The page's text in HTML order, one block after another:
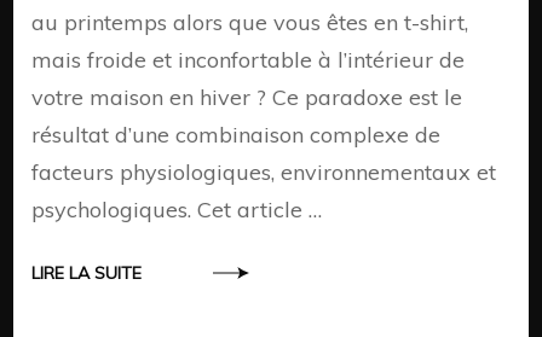
au printemps alors que vous êtes en t-shirt,
mais froide et inconfortable à l’intérieur de
votre maison en hiver ? Ce paradoxe est le
résultat d’une combinaison complexe de
facteurs physiologiques, environnementaux et
psychologiques. Cet article …
LIRE LA SUITE